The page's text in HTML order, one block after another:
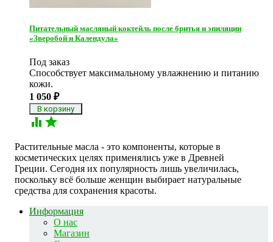
Питательный масляный коктейль после бритья и эпиляции
«Зверобой и Календула»
Под заказ
Способствует максимальному увлажнению и питанию
кожи.
1 050 ₽
 
Растительные масла - это компоненты, которые в
косметических целях применялись уже в Древней
Греции. Сегодня их популярность лишь увеличилась,
поскольку всё больше женщин выбирает натуральные
средства для сохранения красоты.
Информация
О нас
Магазин